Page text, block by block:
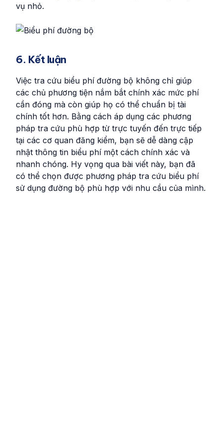
vụ nhỏ.
6. Kết luận
Việc tra cứu biểu phí đường bộ không chỉ giúp
các chủ phương tiện nắm bắt chính xác mức phí
cần đóng mà còn giúp họ có thể chuẩn bị tài
chính tốt hơn. Bằng cách áp dụng các phương
pháp tra cứu phù hợp từ trực tuyến đến trực tiếp
tại các cơ quan đăng kiểm, bạn sẽ dễ dàng cập
nhật thông tin biểu phí một cách chính xác và
nhanh chóng. Hy vọng qua bài viết này, bạn đã
có thể chọn được phương pháp tra cứu biểu phí
sử dụng đường bộ phù hợp với nhu cầu của mình.